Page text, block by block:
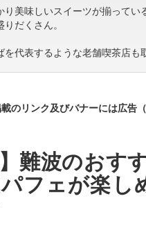
り美味しいスイーツが揃って
だくさん。
を代表するような老舗喫茶店
のリンク及びバナーには広告
】難波のおす
フェが楽し